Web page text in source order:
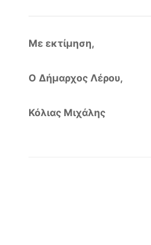
Με εκτίμηση,
Ο Δήμαρχος Λέρου,
Κόλιας Μιχάλης